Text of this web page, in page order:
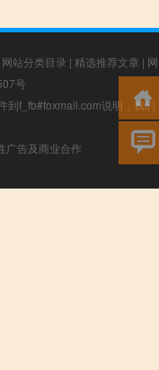
网站分类目录 | 精选推荐文章 | 网
号
到f_fb#foxmail.com说明，我们
广告及商业合作